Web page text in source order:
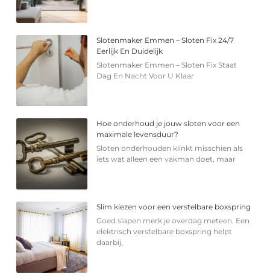
Slotenmaker Emmen – Sloten Fix 24/7
Eerlijk En Duidelijk
Slotenmaker Emmen – Sloten Fix Staat
Dag En Nacht Voor U Klaar
Hoe onderhoud je jouw sloten voor een
maximale levensduur?
Sloten onderhouden klinkt misschien als
iets wat alleen een vakman doet, maar
Slim kiezen voor een verstelbare boxspring
Goed slapen merk je overdag meteen. Een
elektrisch verstelbare boxspring helpt
daarbij,